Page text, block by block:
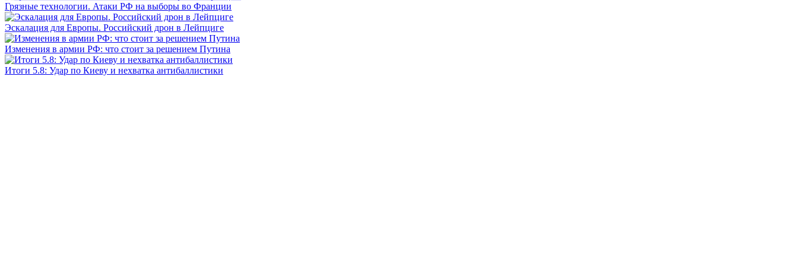
Грязные технологии. Атаки РФ на выборы во Франции
Эскалация для Европы. Российский дрон в Лейпциге
Изменения в армии РФ: что стоит за решением Путина
Итоги 5.8: Удар по Киеву и нехватка антибаллистики